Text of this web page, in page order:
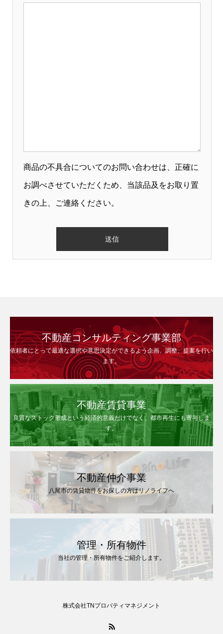
商品の不具合についてのお問い合わせは、正確に
お調べさせていただくため、当該品及をお取り置
きの上、ご連絡ください。
不動産コンサルティング事業部
依頼者にとって最適な選択や意思決定ができるよう企画、調整、提案を行い
ます。
不動産賃貸事業
良質なストック形成という経済的意義だけでなく、都市再生にも寄与しま
す。
不動産仲介事業
八尾市の賃貸物件をお探しの方はリノライフへ
管理・所有物件
当社の管理・所有物件をご紹介します。
株式会社TNプロパティマネジメント